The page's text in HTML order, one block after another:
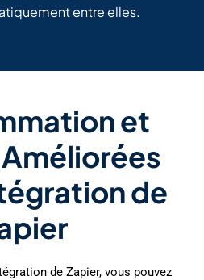
entre elles.
et
de
de Zapier, vous pouvez